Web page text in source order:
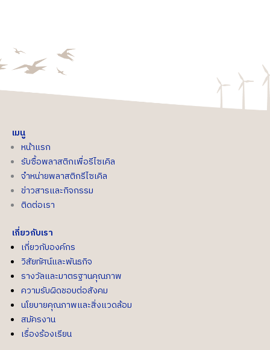
เมนู
หน้าแรก
รับซื้อพลาสติกเพื่อรีไซเคิล
จำหน่ายพลาสติกรีไซเคิล
ข่าวสารและกิจกรรม
ติดต่อเรา
เกี่ยวกับเรา
เกี่ยวกับองค์กร
วิสัยทัศน์และพันธกิจ
รางวัลและมาตรฐานคุณภาพ
ความรับผิดชอบต่อสังคม
นโยบายคุณภาพและสิ่งแวดล้อม
สมัครงาน
เรื่องร้องเรียน